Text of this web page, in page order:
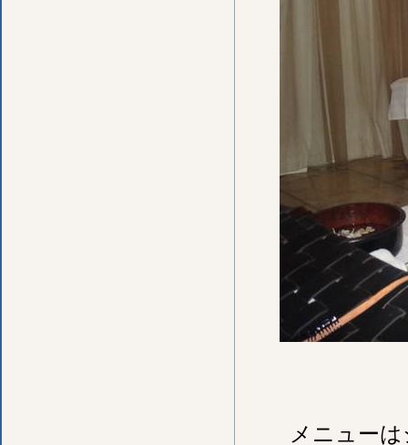
メニュー